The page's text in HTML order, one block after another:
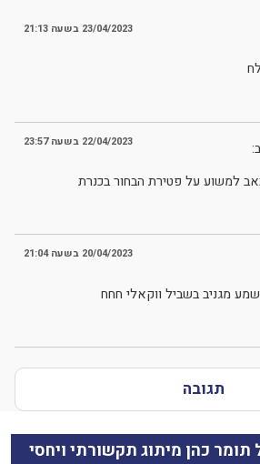
23/04/2023 בשעה 21:13
22/04/2023 בשעה 23:57
למשוע על פטירת הבחור בכנרת
20/04/2023 בשעה 21:04
מגניב בשביל ווקאלי חחח
תגובה
כהן מיתוג תקשורתי ויחסי